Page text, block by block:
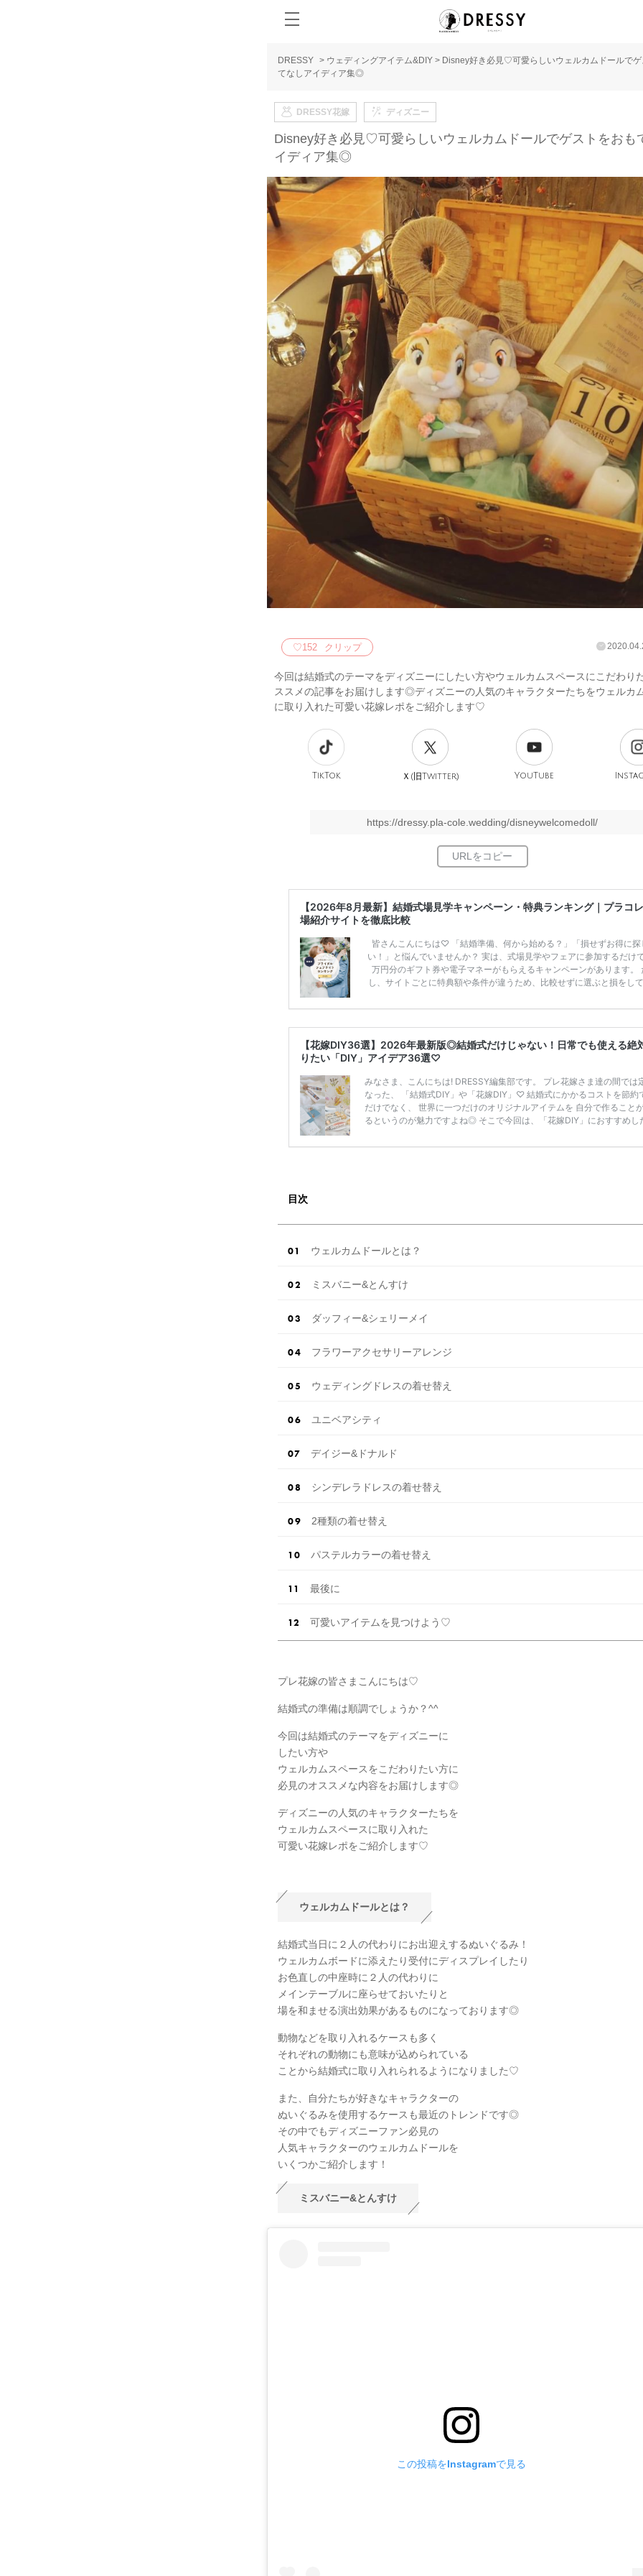
DRESSY > ウェディングアイテム&DIY > Disney好き必見♡可愛らしいウェルカムドールでゲ
てなしアイディア集◎
DRESSY花嫁 ディズニー
Disney好き必見♡可愛らしいウェルカムドールでゲストをおも
イディア集◎
♡152 クリップ
今回は結婚式のテーマをディズニーにしたい方やウェルカムスペースにこだわり
ススメの記事をお届けします◎ディズニーの人気のキャラクターたちをウェルカ
に取り入れた可愛い花嫁レポをご紹介します♡
TikTok Ｘ(旧Twitter) YouTube
https://dressy.pla-cole.wedding/disneywelcomedoll/
【2026年8月最新】結婚式場見学キャンペーン・特典ランキング｜プラコ
場紹介サイトを徹底比較
皆さんこんにちは♡ 「結婚準備、何から始める？」「損せずお得に探
い！」と悩んでいませんか？ 実は、式場見学やフェアに参加するだけ
万円分のギフト券や電子マネーがもらえるキャンペーンがあります。
し、サイトごとに特典額や条件が違うため、比較せずに選ぶと損をし
ンペーン特典ランキングを公開！ 比較サイト：プラコレ、ゼクシィ、
補を絞れる「ウェディング診断」か、体験型 […]続きを読む
【花嫁DIY36選】2026年最新版◎結婚式だけじゃない！日常でも使える絶
りたい「DIY」アイデア36選♡
みなさま、こんにちは! DRESSY編集部です。 プレ花嫁さま達の間では
なった、 「結婚式DIY」や「花嫁DIY」♡ 結婚式にかかるコストを節約
だけでなく、 世界に一つだけのオリジナルアイテムを 自分で作ること
るというのが魅力ですよね◎ そこで今回は、「花嫁DIY」におすすめし
ぜひ最後までcheckして オリジナルアイテムを作ってみてくださいね◎
目次
ウェルカムドールとは？
ミスバニー&とんすけ
ダッフィー&シェリーメイ
フラワーアクセサリーアレンジ
ウェディングドレスの着せ替え
ユニベアシティ
デイジー&ドナルド
シンデレラドレスの着せ替え
2種類の着せ替え
パステルカラーの着せ替え
最後に
可愛いアイテムを見つけよう♡
プレ花嫁の皆さまこんにちは♡
結婚式の準備は順調でしょうか？^^
今回は結婚式のテーマをディズニーに
したい方や
ウェルカムスペースをこだわりたい方に
必見のオススメな内容をお届けします◎
ディズニーの人気のキャラクターたちを
ウェルカムスペースに取り入れた
可愛い花嫁レポをご紹介します♡
ウェルカムドールとは？
結婚式当日に２人の代わりにお出迎えするぬいぐるみ！
ウェルカムボードに添えたり受付にディスプレイしたり
お色直しの中座時に２人の代わりに
メインテーブルに座らせておいたりと
場を和ませる演出効果があるものになっております◎
動物などを取り入れるケースも多く
それぞれの動物にも意味が込められている
ことから結婚式に取り入れられるようになりました♡
また、自分たちが好きなキャラクターの
ぬいぐるみを使用するケースも最近のトレンドです◎
その中でもディズニーファン必見の
人気キャラクターのウェルカムドールを
いくつかご紹介します！
ミスバニー&とんすけ
この投稿をInstagramで見る